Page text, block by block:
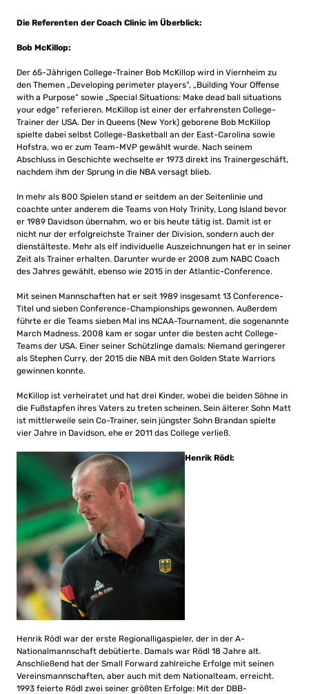
Die Referenten der Coach Clinic im Überblick:
Bob McKillop:
Der 65-Jährigen College-Trainer Bob McKillop wird in Viernheim zu
den Themen „Developing perimeter players“, „Building Your Offense
with a Purpose“ sowie „Special Situations: Make dead ball situations
your edge“ referieren. McKillop ist einer der erfahrensten College-
Trainer der USA. Der in Queens (New York) geborene Bob McKillop
spielte dabei selbst College-Basketball an der East-Carolina sowie
Hofstra, wo er zum Team-MVP gewählt wurde. Nach seinem
Abschluss in Geschichte wechselte er 1973 direkt ins Trainergeschäft,
nachdem ihm der Sprung in die NBA versagt blieb.
In mehr als 800 Spielen stand er seitdem an der Seitenlinie und
coachte unter anderem die Teams von Holy Trinity, Long Island bevor
er 1989 Davidson übernahm, wo er bis heute tätig ist. Damit ist er
nicht nur der erfolgreichste Trainer der Division, sondern auch der
dienstälteste. Mehr als elf individuelle Auszeichnungen hat er in seiner
Zeit als Trainer erhalten. Darunter wurde er 2008 zum NABC Coach
des Jahres gewählt, ebenso wie 2015 in der Atlantic-Conference.
Mit seinen Mannschaften hat er seit 1989 insgesamt 13 Conference-
Titel und sieben Conference-Championships gewonnen. Außerdem
führte er die Teams sieben Mal ins NCAA-Tournament, die sogenannte
March Madness. 2008 kam er sogar unter die besten acht College-
Teams der USA. Einer seiner Schützlinge damals: Niemand geringerer
als Stephen Curry, der 2015 die NBA mit den Golden State Warriors
gewinnen konnte.
McKillop ist verheiratet und hat drei Kinder, wobei die beiden Söhne in
die Fußstapfen ihres Vaters zu treten scheinen. Sein älterer Sohn Matt
ist mittlerweile sein Co-Trainer, sein jüngster Sohn Brandan spielte
vier Jahre in Davidson, ehe er 2011 das College verließ.
Henrik Rödl:
Henrik Rödl war der erste Regionalligaspieler, der in der A-
Nationalmannschaft debütierte. Damals war Rödl 18 Jahre alt.
Anschließend hat der Small Forward zahlreiche Erfolge mit seinen
Vereinsmannschaften, aber auch mit dem Nationalteam, erreicht.
1993 feierte Rödl zwei seiner größten Erfolge: Mit der DBB-